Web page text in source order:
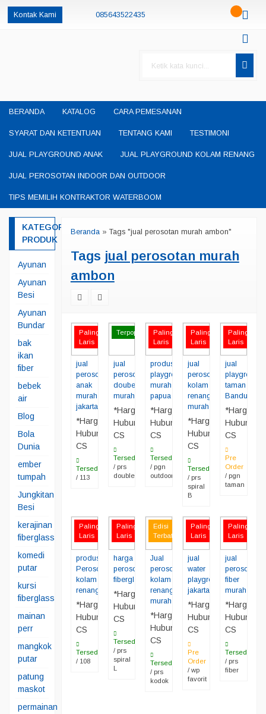
Kontak Kami 085643522435
BERANDA KATALOG CARA PEMESANAN
SYARAT DAN KETENTUAN TENTANG KAMI TESTIMONI
JUAL PLAYGROUND ANAK JUAL PLAYGROUND KOLAM RENANG
JUAL PEROSOTAN INDOOR DAN OUTDOOR
TIPS MEMILIH KONTRAKTOR WATERBOOM
Beranda»Tags "jual perosotan murah ambon"
Tags jual perosotan murah
ambon
Paling
Laris
jual
perosotan
anak
murah
jakarta
*Harga
Hubungi
CS
Tersedia
/ 113
Terpopuler
jual
perosotan
doubel
murah
*Harga
Hubungi
CS
Tersedia
/ prs
double
Paling
Laris
produsen
playground
murah
papua
*Harga
Hubungi
CS
Tersedia
/ pgn
outdoor
Paling
Laris
jual
perosotan
kolam
renang
murah
*Harga
Hubungi
CS
Tersedia
/ prs
spiral
B
Paling
Laris
jual
playground
taman
Bandung
*Harga
Hubungi
CS
Pre
Order
/ pgn
taman
Paling
Laris
produsen
Perosotan
kolam
renang
*Harga
Hubungi
CS
Tersedia
/ 108
Paling
Laris
harga
perosotan
fiberglass
*Harga
Hubungi
CS
Tersedia
/ prs
spiral
L
Edisi
Terbatas
Jual
perosotan
kolam
renang
murah
*Harga
Hubungi
CS
Tersedia
/ prs
kodok
Paling
Laris
jual
water
playground
jakarta
*Harga
Hubungi
CS
Pre
Order
/ wp
favorit
Paling
Laris
jual
perosotan
fiber
murah
*Harga
Hubungi
CS
Tersedia
/ prs
fiber
KATEGORI
PRODUK
Ayunan
Ayunan
Besi
Ayunan
Bundar
bak
ikan
fiber
bebek
air
Blog
Bola
Dunia
ember
tumpah
Jungkitan
Besi
kerajinan
fiberglass
komedi
putar
kursi
fiberglass
mainan
perr
mangkok
putar
patung
maskot
permainan